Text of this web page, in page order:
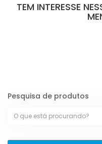
TEM INTERESSE
Pesquisa de produtos